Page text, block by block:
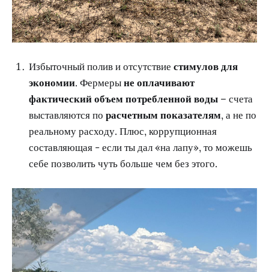
Избыточный полив и отсутствие стимулов для
экономии. Фермерыне оплачивают
фактический объем потребленной воды – счета
выставляются по расчетным показателям, а не по
реальному расходу. Плюс, коррупционная
составляющая - если ты дал «на лапу», то можешь
себе позволить чуть больше чем без этого.